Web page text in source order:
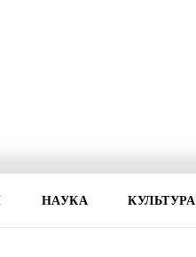
НАУКА КУЛЬТУРА